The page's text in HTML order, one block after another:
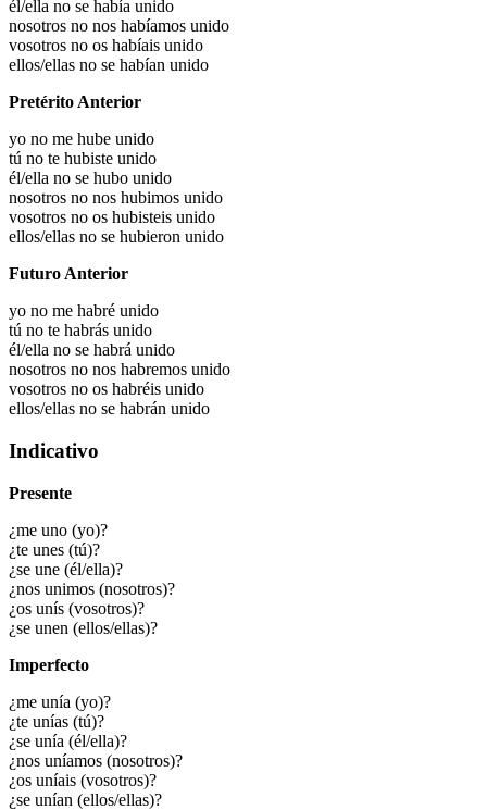
él/ella no se había unido
nosotros no nos habíamos unido
vosotros no os habíais unido
ellos/ellas no se habían unido
Pretérito Anterior
yo no me hube unido
tú no te hubiste unido
él/ella no se hubo unido
nosotros no nos hubimos unido
vosotros no os hubisteis unido
ellos/ellas no se hubieron unido
Futuro Anterior
yo no me habré unido
tú no te habrás unido
él/ella no se habrá unido
nosotros no nos habremos unido
vosotros no os habréis unido
ellos/ellas no se habrán unido
Indicativo
Presente
¿me uno (yo)?
¿te unes (tú)?
¿se une (él/ella)?
¿nos unimos (nosotros)?
¿os unís (vosotros)?
¿se unen (ellos/ellas)?
Imperfecto
¿me unía (yo)?
¿te unías (tú)?
¿se unía (él/ella)?
¿nos uníamos (nosotros)?
¿os uníais (vosotros)?
¿se unían (ellos/ellas)?